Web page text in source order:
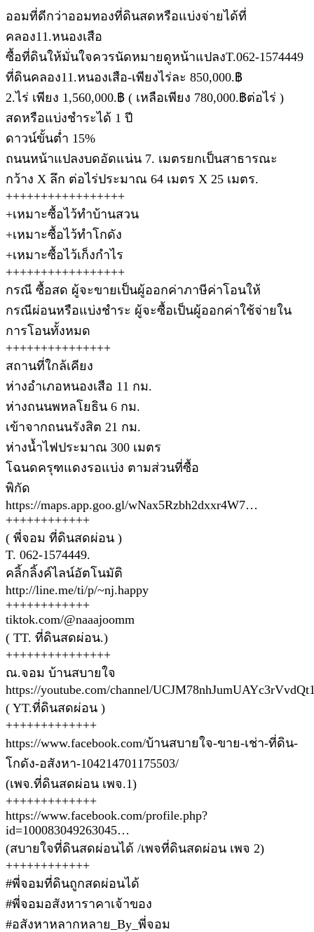
ออมที่ดีกว่าออมทองที่ดินสดหรือแบ่งจ่ายได้ที่
คลอง11.หนองเสือ
ซื้อที่ดินให้มั่นใจควรนัดหมายดูหน้าแปลงT.062-1574449
ที่ดินคลอง11.หนองเสือ-เพียงไร่ละ 850,000.฿
2.ไร่ เพียง 1,560,000.฿ ( เหลือเพียง 780,000.฿ต่อไร่ )
สดหรือแบ่งชำระได้ 1 ปี
ดาวน์ขั้นต่ำ 15%
ถนนหน้าแปลงบดอัดแน่น 7. เมตรยกเป็นสาธารณะ
กว้าง X ลึก ต่อไร่ประมาณ 64 เมตร X 25 เมตร.
+++++++++++++++++
+เหมาะซื้อไว้ทำบ้านสวน
+เหมาะซื้อไว้ทำโกดัง
+เหมาะซื้อไว้เก็งกำไร
+++++++++++++++++
กรณี ซื้อสด ผู้จะขายเป็นผู้ออกค่าภาษีค่าโอนให้
กรณีผ่อนหรือแบ่งชำระ ผู้จะซื้อเป็นผู้ออกค่าใช้จ่ายใน
การโอนทั้งหมด
+++++++++++++++
สถานที่ใกล้เคียง
ห่างอำเภอหนองเสือ 11 กม.
ห่างถนนพหลโยธิน 6 กม.
เข้าจากถนนรังสิต 21 กม.
ห่างน้ำไฟประมาณ 300 เมตร
โฉนดครุฑแดงรอแบ่ง ตามส่วนที่ซื้อ
พิกัด
https://maps.app.goo.gl/wNax5Rzbh2dxxr4W7…
++++++++++++
( พี่จอม ที่ดินสดผ่อน )
T. 062-1574449.
คลิ้กลิ้งค์ไลน์อัตโนมัติ
http://line.me/ti/p/~nj.happy
++++++++++++
tiktok.com/@naaajoomm
( TT. ที่ดินสดผ่อน.)
+++++++++++++++
ณ.จอม บ้านสบายใจ
https://youtube.com/channel/
( YT.ที่ดินสดผ่อน )
+++++++++++++
https://www.facebook.com/บ้านสบายใจ-ขาย-เช่า-ที่ดิน-
โกดัง-อสังหา-104214701175503/
(เพจ.ที่ดินสดผ่อน เพจ.1)
+++++++++++++
https://www.facebook.com/profile.php?
id=100083049263045…
(สบายใจที่ดินสดผ่อนได้ /เพจที่ดินสดผ่อน เพจ 2)
++++++++++++
#พี่จอมที่ดินถูกสดผ่อนได้
#พี่จอมอสังหาราคาเจ้าของ
#อสังหาหลากหลาย_By_พี่จอม